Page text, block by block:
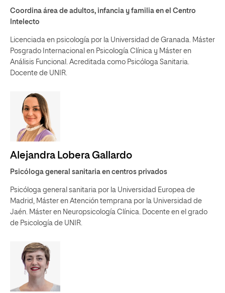
Coordina área de adultos, infancia y familia en el Centro
Intelecto
Licenciada en psicología por la Universidad de Granada. Máster
Posgrado Internacional en Psicología Clínica y Máster en
Análisis Funcional. Acreditada como Psicóloga Sanitaria.
Docente de UNIR.
Alejandra Lobera Gallardo
Psicóloga general sanitaria en centros privados
Psicóloga general sanitaria por la Universidad Europea de
Madrid, Máster en Atención temprana por la Universidad de
Jaén. Máster en Neuropsicología Clínica. Docente en el grado
de Psicología de UNIR.